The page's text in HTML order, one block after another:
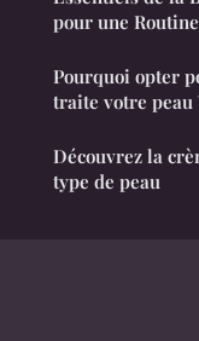
pour une
Pourquoi opter
traite votre peau
Découvrez la
type de peau